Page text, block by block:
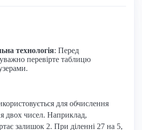
технологія: Перед
перевірте таблицю
для обчислення
двох чисел. Наприклад,
залишок 2. При діленні 27 на 5,